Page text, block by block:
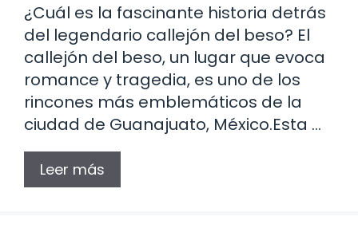
¿Cuál es la fascinante historia detrás
del legendario callejón del beso? El
callejón del beso, un lugar que evoca
romance y tragedia, es uno de los
rincones más emblemáticos de la
ciudad de Guanajuato, México.Esta …
Leer más